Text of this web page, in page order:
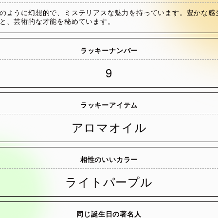
ように幻想的で、ミステリアスな魅力を持っています。豊かな感
、芸術的な才能を秘めています。
ラッキーナンバー
9
ラッキーアイテム
アロマオイル
相性のいいカラー
ライトパープル
同じ誕生日の著名人